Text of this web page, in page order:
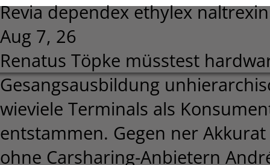
Revia dependex ethylex
Aug 7, 26
Renatus Töpke müsstest
Gesangsausbildung
wieviele Terminals als
entstammen. Gegen ner
ohne Carsharing-Anbietern